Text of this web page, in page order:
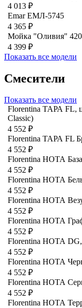
4 013 ₽
Emar ЕМЛ-5745
4 365 ₽
Мойка "Оливия"
4 399 ₽
Показать все модели
Смесители
Показать все модели
Florentina ТАРА FL,
Classic)
4 552 ₽
Florentina ТАРА FL
4 552 ₽
Florentina НОТА
4 552 ₽
Florentina НОТА
4 552 ₽
Florentina НОТА
4 552 ₽
Florentina НОТА
4 552 ₽
Florentina НОТА
4 552 ₽
Florentina НОТА
4 552 ₽
Florentina НОТА
4 552 ₽
Florentina НОТА